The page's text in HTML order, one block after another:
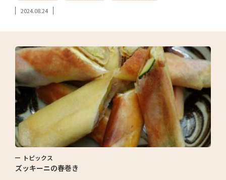
2024.08.24
トピックス
ズッキーニの春巻き